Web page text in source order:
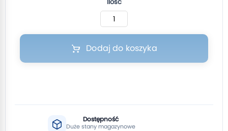
Dodaj do koszyka
Dostępność
Duże stany magazynowe